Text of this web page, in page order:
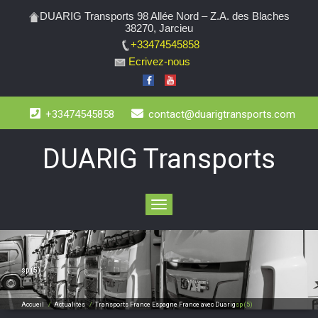
DUARIG Transports 98 Allée Nord – Z.A. des Blaches
38270, Jarcieu
+33474545858
Ecrivez-nous
+33474545858 contact@duarigtransports.com
DUARIG Transports
Toggle
navigation
sp (5)
Accueil /Actualités /Transports France Espagne France avec Duarig sp (5)